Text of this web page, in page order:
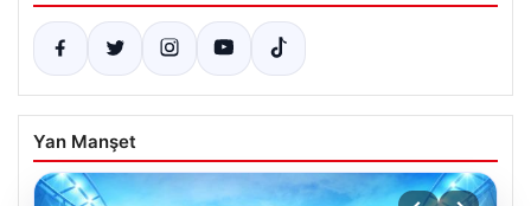
Yan Manşet